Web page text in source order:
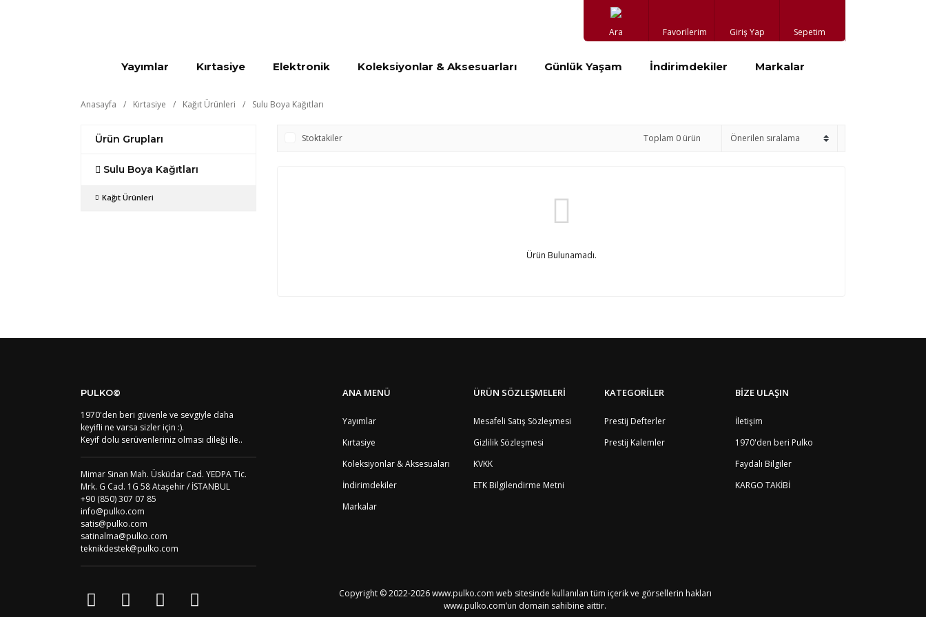
Ara Favorilerim Giriş Yap Sepetim
Yayımlar Kırtasiye Elektronik Koleksiyonlar & Aksesuarları Günlük Yaşam İndirimdekiler Markalar
Anasayfa Kırtasiye Kağıt Ürünleri Sulu Boya Kağıtları
Ürün Grupları
Sulu Boya Kağıtları
Kağıt Ürünleri
Stoktakiler Toplam 0 ürün
Ürün Bulunamadı.
PULKO©
1970'den beri güvenle ve sevgiyle daha
keyifli ne varsa sizler için :).
Keyif dolu serüvenleriniz olması dileği ile..
Mimar Sinan Mah. Üsküdar Cad. YEDPA Tic.
Mrk. G Cad. 1G 58 Ataşehir / İSTANBUL
+90 (850) 307 07 85
info@pulko.com
satis@pulko.com
satinalma@pulko.com
teknikdestek@pulko.com
ANA MENÜ
Yayımlar
Kırtasiye
Koleksiyonlar & Aksesuaları
İndirimdekiler
Markalar
ÜRÜN SÖZLEŞMELERİ
Mesafeli Satış Sözleşmesi
Gizlilik Sözleşmesi
KVKK
ETK Bilgilendirme Metni
KATEGORİLER
Prestij Defterler
Prestij Kalemler
BİZE ULAŞIN
İletişim
1970'den beri Pulko
Faydalı Bilgiler
KARGO TAKİBİ
Copyright © 2022-2026 www.pulko.com web sitesinde kullanılan tüm içerik ve görsellerin hakları
www.pulko.com’un domain sahibine aittir.